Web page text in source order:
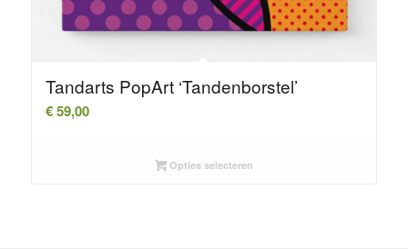
Tandarts PopArt ‘Tandenborstel’
€59,00
Opties selecteren